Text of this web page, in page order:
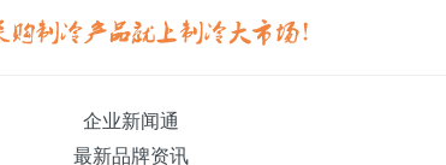
企业新闻通
最新品牌资讯